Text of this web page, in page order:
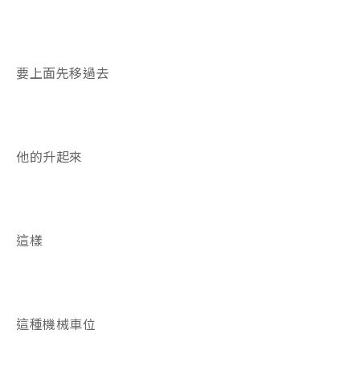
要上面先移過去
他的升起來
這樣
這種機械車位